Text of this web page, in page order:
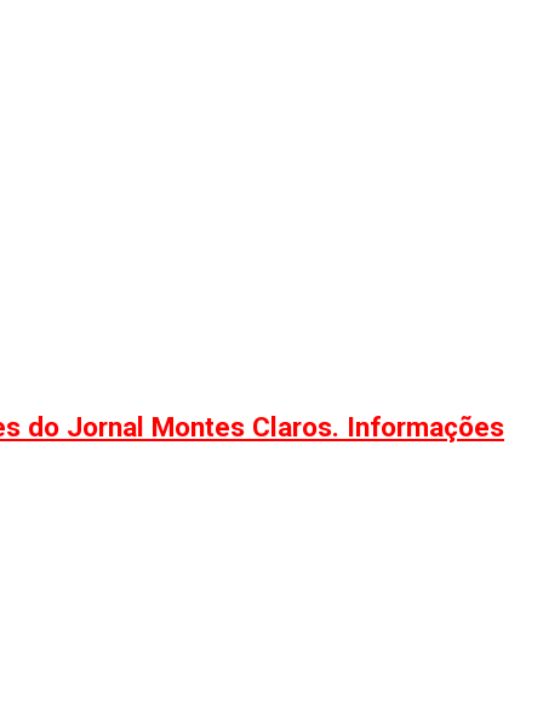
do Jornal Montes Claros. Informações